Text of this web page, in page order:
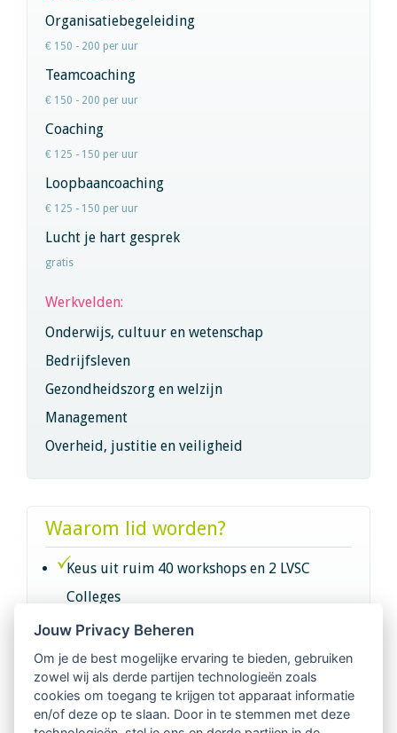
Organisatiebegeleiding
€ 150 - 200 per uur
Teamcoaching
€ 150 - 200 per uur
Coaching
€ 125 - 150 per uur
Loopbaancoaching
€ 125 - 150 per uur
Lucht je hart gesprek
gratis
Werkvelden:
Onderwijs, cultuur en wetenschap
Bedrijfsleven
Gezondheidszorg en welzijn
Management
Overheid, justitie en veiligheid
Waarom lid worden?
Keus uit ruim 40 workshops en 2 LVSC
Colleges
Intervisie met geregistreerde vakgenoten
Netwerk van 2100 professionals in 14
regio's
Jouw Privacy Beheren
Om je de best mogelijke ervaring te bieden, gebruiken
zowel wij als derde partijen technologieën zoals
cookies om toegang te krijgen tot apparaat informatie
en/of deze op te slaan. Door in te stemmen met deze